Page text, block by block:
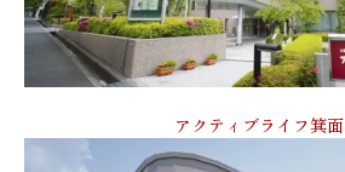
アクティブライフ箕面